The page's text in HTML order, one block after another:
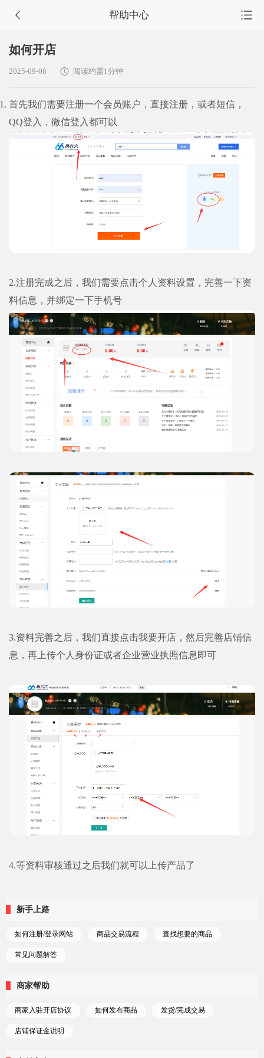
帮助中心
会员中心
如何开店
2025-09-08 阅读约需1分钟
首先我们需要注册一个会员账户，直接注册，或者短信，
QQ登入，微信登入都可以
2.注册完成之后，我们需要点击个人资料设置，完善一下资
料信息，并绑定一下手机号
3.资料完善之后，我们直接点击我要开店，然后完善店铺信
息，再上传个人身份证或者企业营业执照信息即可
4.等资料审核通过之后我们就可以上传产品了
新手上路
如何注册/登录网站 商品交易流程 查找想要的商品
常见问题解答
商家帮助
商家入驻开店协议 如何发布商品 发货/完成交易
店铺保证金说明